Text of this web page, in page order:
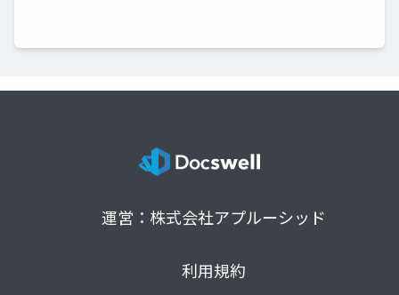
運営：株式会社アプルーシッド
利用規約